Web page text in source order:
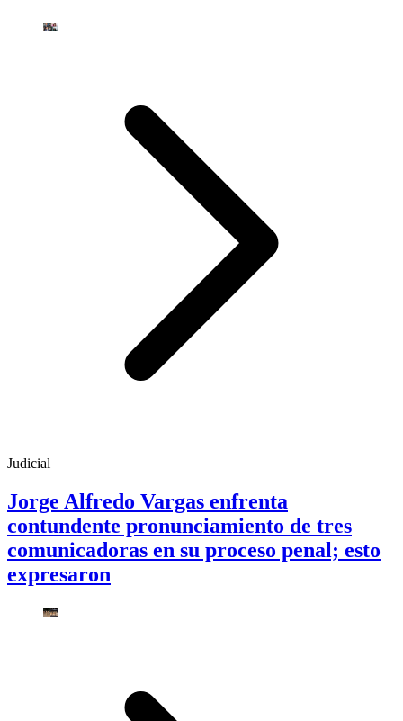
Judicial
Jorge Alfredo Vargas enfrenta
contundente pronunciamiento de tres
comunicadoras en su proceso penal; esto
expresaron